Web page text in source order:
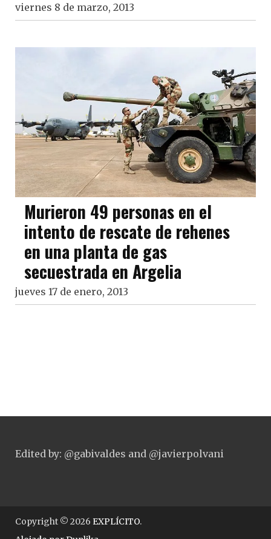
viernes 8 de marzo, 2013
Murieron 49 personas en el
intento de rescate de rehenes
en una planta de gas
secuestrada en Argelia
jueves 17 de enero, 2013
Edited by: @gabivaldes and @javierpolvani
Copyright © 2026 EXPLÍCITO.